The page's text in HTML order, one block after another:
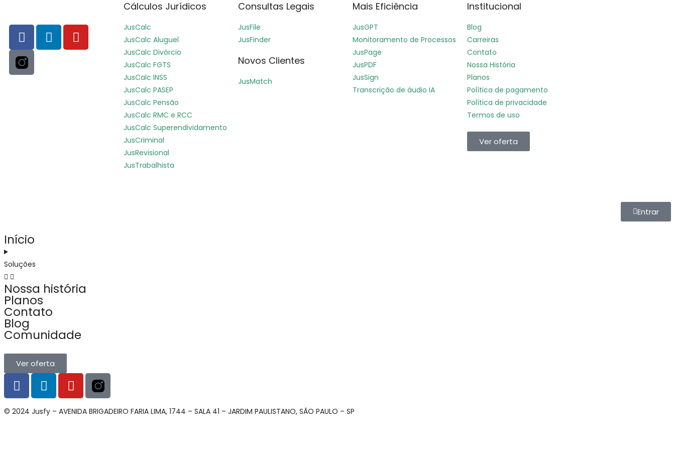
Cálculos Jurídicos
JusCalc
JusCalc Aluguel
JusCalc Divórcio
JusCalc FGTS
JusCalc INSS
JusCalc PASEP
JusCalc Pensão
JusCalc RMC e RCC
JusCalc Superendividamento
JusCriminal
JusRevisional
JusTrabalhista
Consultas Legais
JusFile
JusFinder
Novos Clientes
JusMatch
Mais Eficiência
JusGPT
Monitoramento de Processos
JusPage
JusPDF
JusSign
Transcrição de áudio IA
Institucional
Blog
Carreiras
Contato
Nossa História
Planos
Política de pagamento
Política de privacidade
Termos de uso
Ver oferta
Entrar
Início
Soluções
Nossa história
Planos
Contato
Blog
Comunidade
Ver oferta
© 2024 Jusfy – AVENIDA BRIGADEIRO FARIA LIMA, 1744 – SALA 41 – JARDIM PAULISTANO, SÃO PAULO – SP